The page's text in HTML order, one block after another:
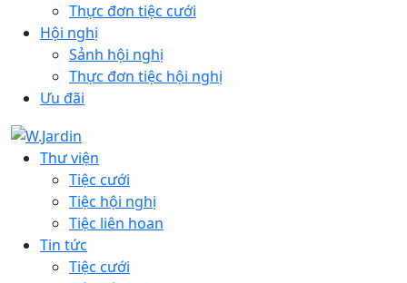
Thực đơn tiệc cưới
Hội nghị
Sảnh hội nghị
Thực đơn tiệc hội nghị
Ưu đãi
Thư viện
Tiệc cưới
Tiệc hội nghị
Tiệc liên hoan
Tin tức
Tiệc cưới